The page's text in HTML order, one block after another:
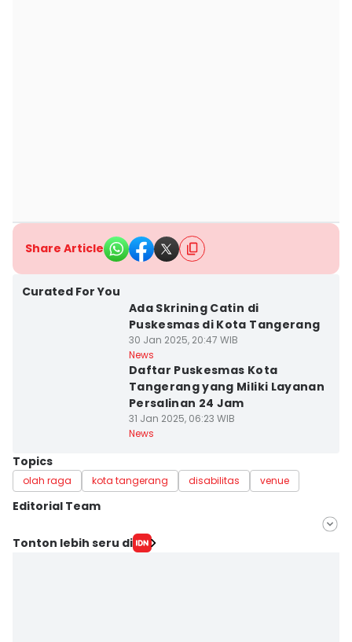
Share Article
Curated For You
Ada Skrining Catin di
Puskesmas di Kota Tangerang
30 Jan 2025, 20:47 WIB
News
Daftar Puskesmas Kota
Tangerang yang Miliki Layanan
Persalinan 24 Jam
31 Jan 2025, 06:23 WIB
News
Topics
olah raga kota tangerang disabilitas venue
Editorial Team
Editor
Tonton lebih seru di